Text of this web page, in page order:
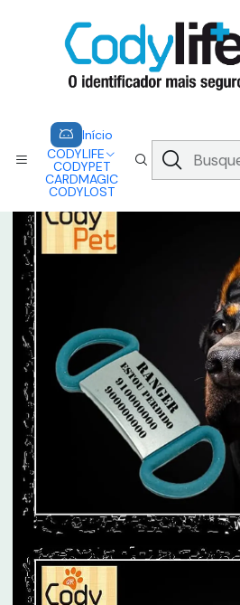
Início
CODYLIFE
CODYPET
CARDMAGIC
CODYLOST
A CODYLIFE PERMITE AOS
INSTANTANEAMENTE AOS SEUS
Saber mais